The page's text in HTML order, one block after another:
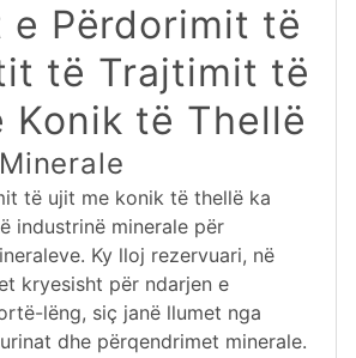
e Përdorimit të
të Trajtimit të
Konik të Thellë
të ujit me konik të thellë ka
industrinë minerale për
Ky lloj rezervuari, në
kryesisht për ndarjen e
lëng, siç janë llumet nga
dhe përqendrimet minerale.